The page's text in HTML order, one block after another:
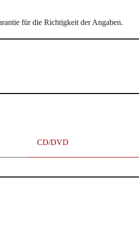
für die Richtigkeit der Angaben.
CD/DVD